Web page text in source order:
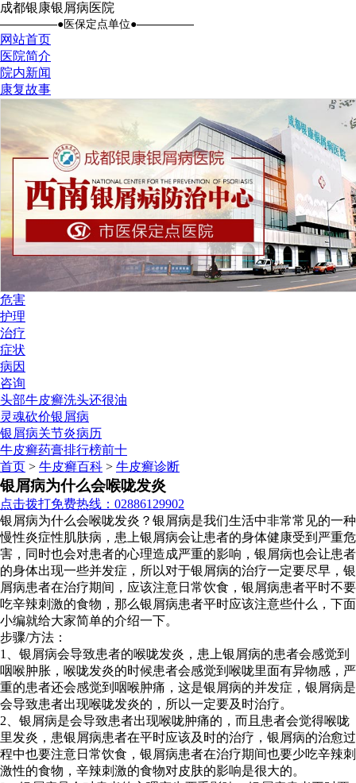
成都银康银屑病医院
●医保定点单位●
网站首页
医院简介
院内新闻
康复故事
危害
护理
治疗
症状
病因
咨询
头部牛皮癣洗头还很油
灵魂砍价银屑病
银屑病关节炎病历
牛皮癣药膏排行榜前十
首页 > 牛皮癣百科 > 牛皮癣诊断
银屑病为什么会喉咙发炎
点击拨打免费热线：02886129902
银屑病为什么会喉咙发炎？银屑病是我们生活中非常常见的一种
慢性炎症性肌肤病，患上银屑病会让患者的身体健康受到严重危
害，同时也会对患者的心理造成严重的影响，银屑病也会让患者
的身体出现一些并发症，所以对于银屑病的治疗一定要尽早，银
屑病患者在治疗期间，应该注意日常饮食，银屑病患者平时不要
吃辛辣刺激的食物，那么银屑病患者平时应该注意些什么，下面
小编就给大家简单的介绍一下。
步骤/方法：
1、银屑病会导致患者的喉咙发炎，患上银屑病的患者会感觉到
咽喉肿胀，喉咙发炎的时候患者会感觉到喉咙里面有异物感，严
重的患者还会感觉到咽喉肿痛，这是银屑病的并发症，银屑病是
会导致患者出现喉咙发炎的，所以一定要及时治疗。
2、银屑病是会导致患者出现喉咙肿痛的，而且患者会觉得喉咙
里发炎，患银屑病患者在平时应该及时的治疗，银屑病的治愈过
程中也要注意日常饮食，银屑病患者在治疗期间也要少吃辛辣刺
激性的食物，辛辣刺激的食物对皮肤的影响是很大的。